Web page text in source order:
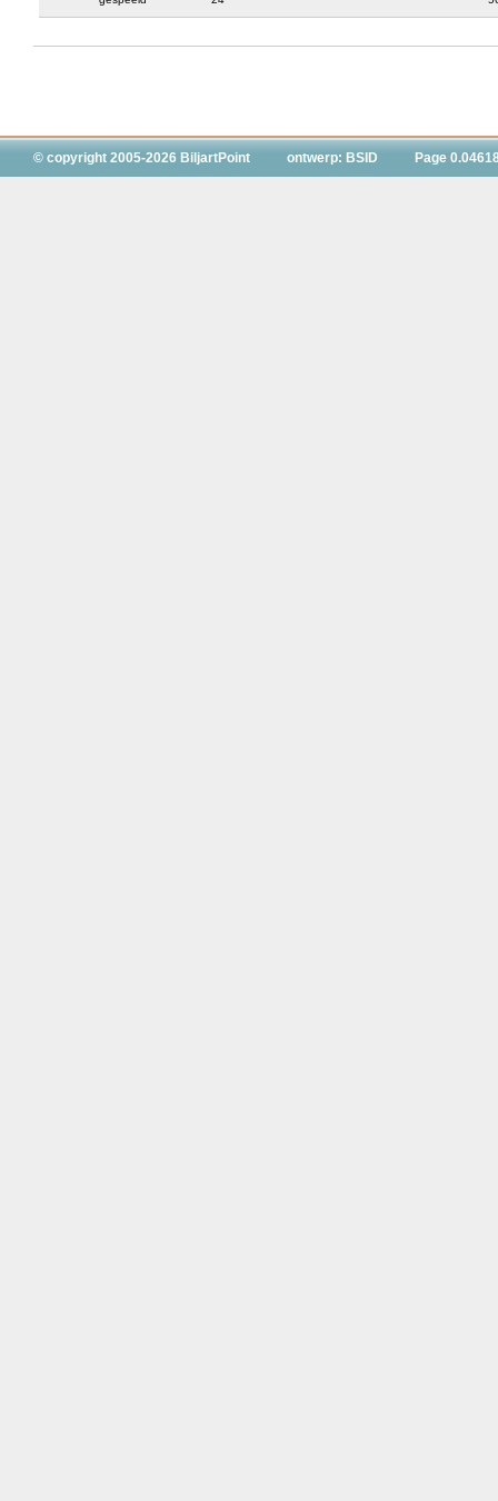
© copyright 2005-2026 BiljartPoint ontwerp: BSID Page